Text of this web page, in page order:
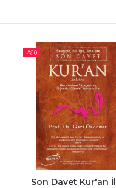
-%10
Son Davet Kur'an